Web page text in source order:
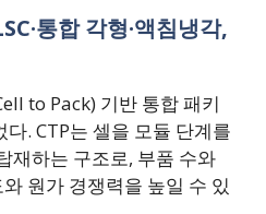
통합 각형·액침냉각,
to Pack) 기반 통합 패키
. CTP는 셀을 모듈 단계를
재하는 구조로, 부품 수와
원가 경쟁력을 높일 수 있